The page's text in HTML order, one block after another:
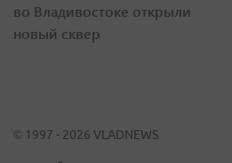
во Владивостоке открыли
новый сквер
© 1997 - 2026 VLADNEWS